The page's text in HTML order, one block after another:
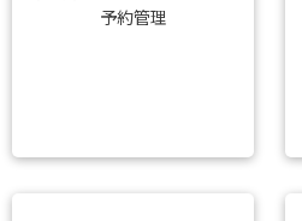
予約管理